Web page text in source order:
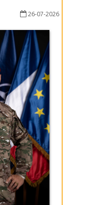
26-07-2026